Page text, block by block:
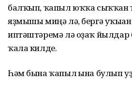
балҡып, ҡапыл юҡҡа сыҡҡан
яҙмышы миңә лә, бергә
иптәштәремә лә оҙаҡ йылдар
ҡала килде.
Һәм бына ҡапыл ғына булып